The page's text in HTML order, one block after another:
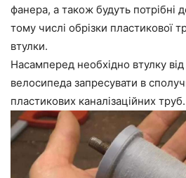
фанера, а також будуть потрібні
тому числі обрізки пластикової
втулки.
Насамперед необхідно втулку
велосипеда запресувати в
пластикових каналізаційних труб.